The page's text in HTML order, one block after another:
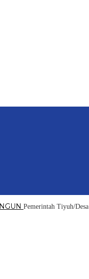
Pemerintah Tiyuh/